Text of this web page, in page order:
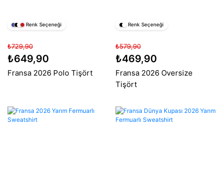
Renk Seçeneği
₺729,90
₺649,90
Fransa 2026 Polo Tişört
Renk Seçeneği
₺579,90
₺469,90
Fransa 2026 Oversize
Tişört